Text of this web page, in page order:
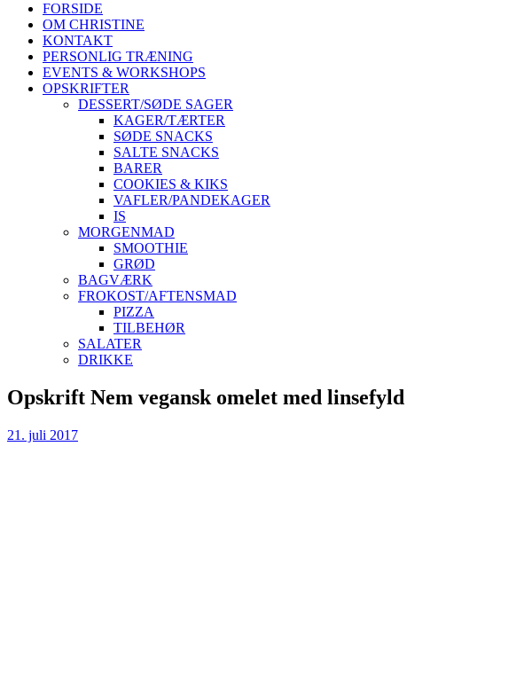
FORSIDE
OM CHRISTINE
KONTAKT
PERSONLIG TRÆNING
EVENTS & WORKSHOPS
OPSKRIFTER
DESSERT/SØDE SAGER
KAGER/TÆRTER
SØDE SNACKS
SALTE SNACKS
BARER
COOKIES & KIKS
VAFLER/PANDEKAGER
IS
MORGENMAD
SMOOTHIE
GRØD
BAGVÆRK
FROKOST/AFTENSMAD
PIZZA
TILBEHØR
SALATER
DRIKKE
Skip
to
Opskrift Nem vegansk omelet med linsefyld
21. juli 2017